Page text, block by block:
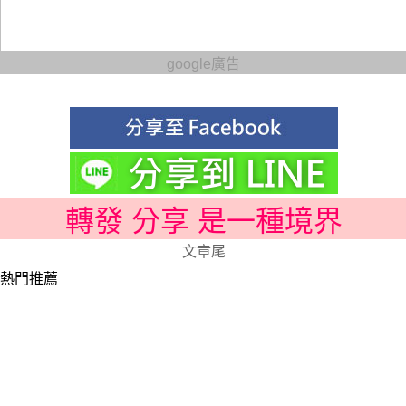
google廣告
轉發 分享 是一種境界
文章尾
熱門推薦